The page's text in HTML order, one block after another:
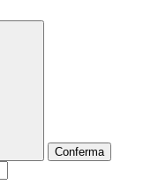
Conferma